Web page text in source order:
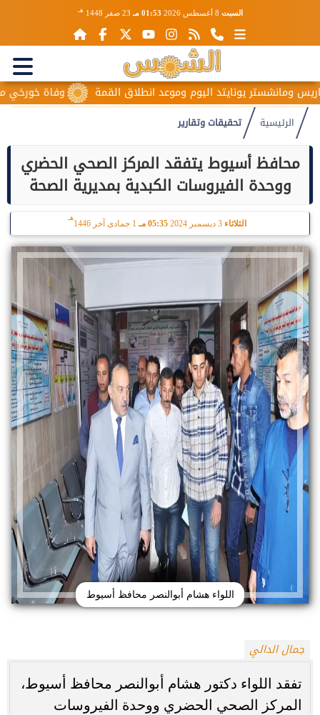
السبت 01:53 مـ 23 صفر 1448 هـ
وفاة خورخي ميسي والد يونايتد اليوم وموعد انطلاق القمة
الرئيسية تحقيقات وتقارير
محافظ أسيوط يتفقد المركز الصحي الحضري
ووحدة الفيروسات الكبدية بمديرية الصحة
الثلاثاء 05:35 مـ 1 جمادى آخر 1446
هـ
اللواء هشام أبوالنصر محافظ أسيوط
جمال الدالي
تفقد اللواء دكتور هشام أبوالنصر محافظ أسيوط،
المركز الصحي الحضري ووحدة الفيروسات